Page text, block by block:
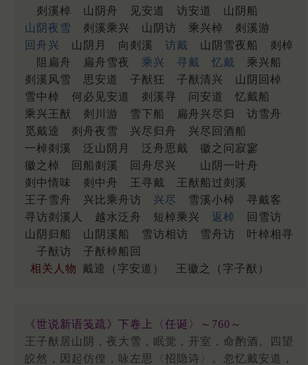
剡溪棹
山阴舟 见安道 访安道
山阴船
山阴夜雪
剡溪乘兴 山阴访 乘兴棹
剡溪游
回舟兴
山阴月 向剡溪 访戴 山阴雪夜船
剡棹
阻扁舟
扁舟雪夜 乘兴 寻戴 忆戴
乘兴船
剡溪风雪
思安道 子猷狂 子猷清兴
山阴回棹
雪中棹
何必见安道 剡溪寻 问安道
忆戴船
乘兴王猷
剡川游 雪下船 扁舟兴尽归
访雪舟
觅戴逵
剡舟夜雪 兴尽归舟
兴尽回酒船
一棹剡溪
泛山阴月 泛舟思戴
徽之问寂寥
徽之棹
回船剡溪 回舟尽兴
山阴一叶舟
剡中情味
剡中舟 王寻戴
王猷船过剡溪
王子雪舟
兴比乘舟访 兴尽 雪溪小棹
寻戴客
寻访剡溪人
越水泛舟 短棹乘兴 返棹
回雪访
山阴归船
山阴溪船 雪访相访 雪舟访
叶棹相寻
子猷访
子猷棹船回
相关人物
戴逵（字安道） 王徽之（字子猷）
《世说新语笺疏》下卷上〈任诞〉～760～
王子猷居山阴，夜大雪，眠觉，开室，命酌酒。四望
皎然，因起仿偟，咏左思〈招隐诗〉。忽忆戴安道，